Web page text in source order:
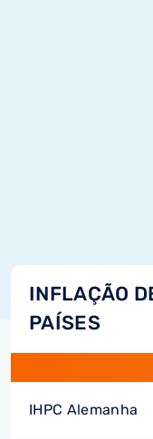
INFLAÇÃO
PAÍSES
IHPC Alemanha